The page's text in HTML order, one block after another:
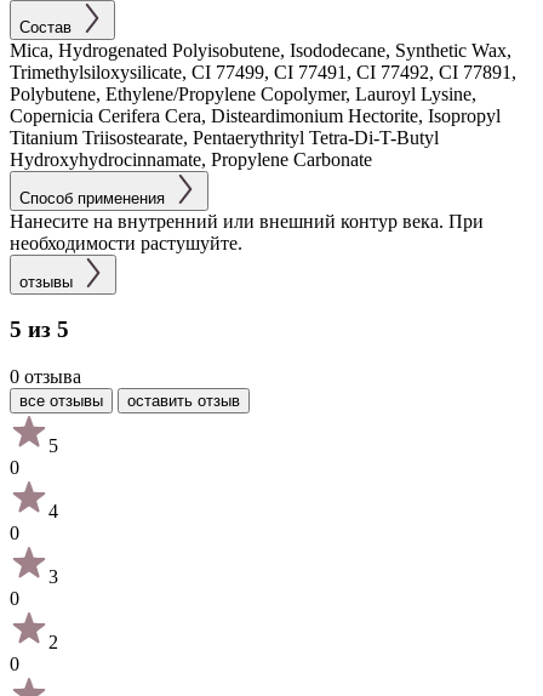
Состав
Mica, Hydrogenated Polyisobutene, Isododecane, Synthetic Wax,
Trimethylsiloxysilicate, CI 77499, CI 77491, CI 77492, CI 77891,
Polybutene, Ethylene/Propylene Copolymer, Lauroyl Lysine,
Copernicia Cerifera Cera, Disteardimonium Hectorite, Isopropyl
Titanium Triisostearate, Pentaerythrityl Tetra-Di-T-Butyl
Hydroxyhydrocinnamate, Propylene Carbonate
Способ применения
Нанесите на внутренний или внешний контур века. При
необходимости растушуйте.
отзывы
5 из 5
0 отзыва
все отзывы оставить отзыв
5
0
4
0
3
0
2
0